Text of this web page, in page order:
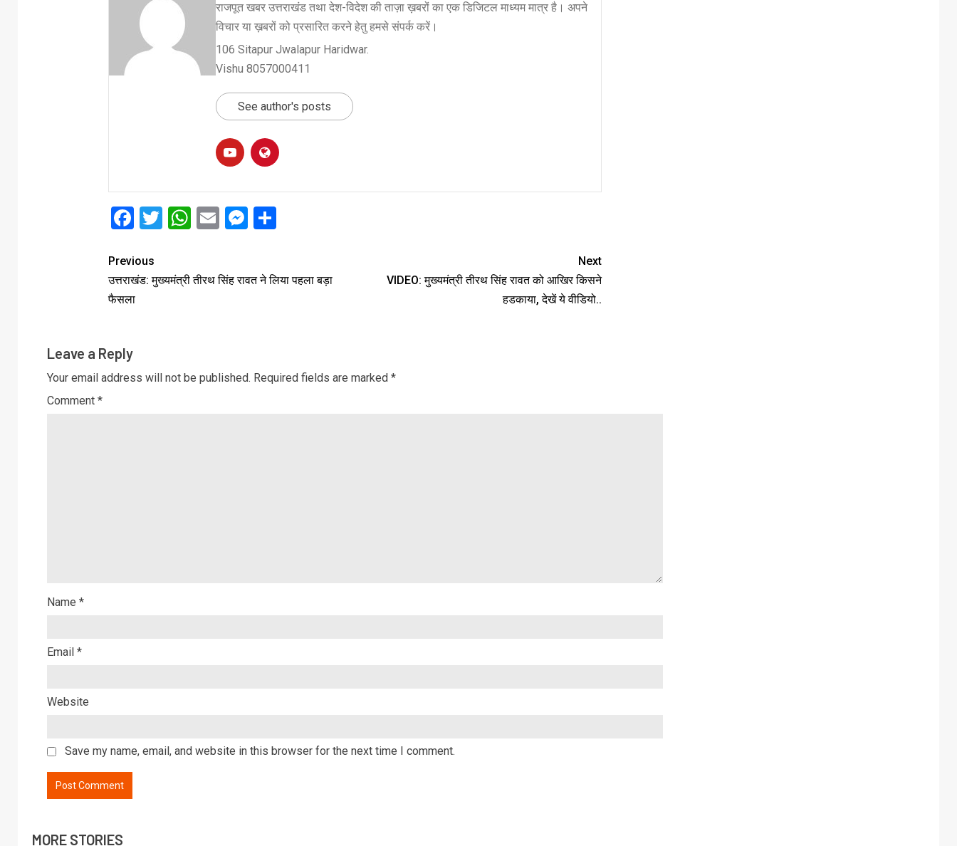
राजपूत खबर उत्तराखंड तथा देश-विदेश की ताज़ा ख़बरों का एक डिजिटल माध्यम मात्र है। अपने
विचार या ख़बरों को प्रसारित करने हेतु हमसे संपर्क करें।
106 Sitapur Jwalapur Haridwar.
Vishu 8057000411
See author's posts
Facebook
Twitter
WhatsApp
EmailMessenger
Share
Previous
उत्तराखंड: मुख्यमंत्री तीरथ सिंह रावत ने लिया पहला बड़ा
फैसला
Next
VIDEO: मुख्यमंत्री तीरथ सिंह रावत को आखिर किसने
हडकाया, देखें ये वीडियो..
Leave a Reply
Your email address will not be published. Required fields are marked *
Comment *
Name *
Email *
Website
Save my name, email, and website in this browser for the next time I comment.
MORE STORIES